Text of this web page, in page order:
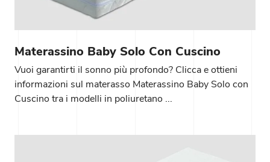
Materassino Baby Solo Con Cuscino
Vuoi garantirti il sonno più profondo? Clicca e ottieni
informazioni sul materasso Materassino Baby Solo con
Cuscino tra i modelli in poliuretano ...